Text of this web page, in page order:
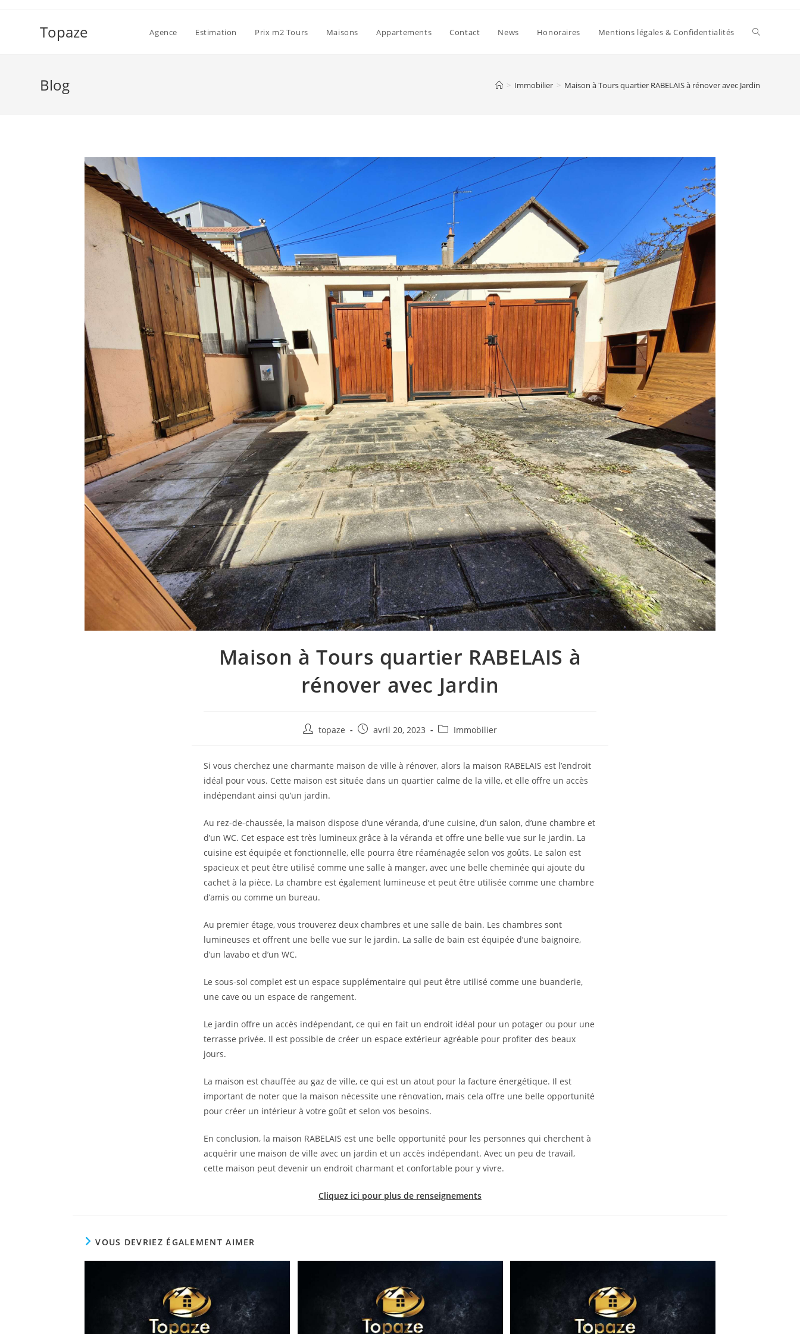
Topaze Agence Estimation Prix m2 Tours Maisons Appartements Contact News Honoraires Mentions légales & Confidentialités Toggle
Blog > Immobilier > Maison à Tours quartier RABELAIS à rénover avec Jardin
Maison à Tours quartier RABELAIS à
rénover avec Jardin
Auteur/autrice
publication :
topaze
Publication
avril 20, 2023
Post Immobilier
Si vous cherchez une charmante maison de ville à rénover, alors la maison RABELAIS est l’endroit
idéal pour vous. Cette maison est située dans un quartier calme de la ville, et elle offre un accès
indépendant ainsi qu’un jardin.
Au rez-de-chaussée, la maison dispose d’une véranda, d’une cuisine, d’un salon, d’une chambre et
d’un WC. Cet espace est très lumineux grâce à la véranda et offre une belle vue sur le jardin. La
cuisine est équipée et fonctionnelle, elle pourra être réaménagée selon vos goûts. Le salon est
spacieux et peut être utilisé comme une salle à manger, avec une belle cheminée qui ajoute du
cachet à la pièce. La chambre est également lumineuse et peut être utilisée comme une chambre
d’amis ou comme un bureau.
Au premier étage, vous trouverez deux chambres et une salle de bain. Les chambres sont
lumineuses et offrent une belle vue sur le jardin. La salle de bain est équipée d’une baignoire,
d’un lavabo et d’un WC.
Le sous-sol complet est un espace supplémentaire qui peut être utilisé comme une buanderie,
une cave ou un espace de rangement.
Le jardin offre un accès indépendant, ce qui en fait un endroit idéal pour un potager ou pour une
terrasse privée. Il est possible de créer un espace extérieur agréable pour profiter des beaux
jours.
La maison est chauffée au gaz de ville, ce qui est un atout pour la facture énergétique. Il est
important de noter que la maison nécessite une rénovation, mais cela offre une belle opportunité
pour créer un intérieur à votre goût et selon vos besoins.
En conclusion, la maison RABELAIS est une belle opportunité pour les personnes qui cherchent à
acquérir une maison de ville avec un jardin et un accès indépendant. Avec un peu de travail,
cette maison peut devenir un endroit charmant et confortable pour y vivre.
Cliquez ici pour plus de renseignements
VOUS DEVRIEZ ÉGALEMENT AIMER